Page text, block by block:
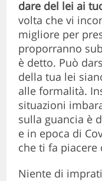
dare del lei ai
volta che vi
migliore per
proporranno
è detto. Può
della tua lei
alle formalità.
situazioni
sulla guancia è
e in epoca di
che ti fa piacere
Niente di